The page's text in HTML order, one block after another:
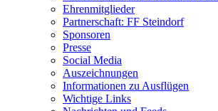
Ehrenmitglieder
Partnerschaft: FF Steindorf
Sponsoren
Presse
Social Media
Auszeichnungen
Informationen zu Ausflügen
Wichtige Links